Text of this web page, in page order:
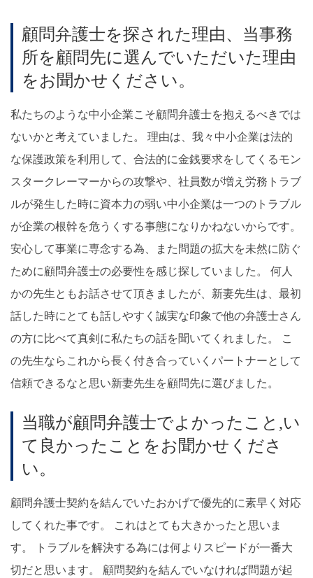
顧問弁護士を探された理由、当事務
所を顧問先に選んでいただいた理由
をお聞かせください。
私たちのような中小企業こそ顧問弁護士を抱えるべきでは
ないかと考えていました。 理由は、我々中小企業は法的
な保護政策を利用して、合法的に金銭要求をしてくるモン
スタークレーマーからの攻撃や、社員数が増え労務トラブ
ルが発生した時に資本力の弱い中小企業は一つのトラブル
が企業の根幹を危うくする事態になりかねないからです。
安心して事業に専念する為、また問題の拡大を未然に防ぐ
ために顧問弁護士の必要性を感じ探していました。 何人
かの先生ともお話させて頂きましたが、新妻先生は、最初
話した時にとても話しやすく誠実な印象で他の弁護士さん
の方に比べて真剣に私たちの話を聞いてくれました。 こ
の先生ならこれから長く付き合っていくパートナーとして
信頼できるなと思い新妻先生を顧問先に選びました。
当職が顧問弁護士でよかったこと,い
て良かったことをお聞かせくださ
い。
顧問弁護士契約を結んでいたおかげで優先的に素早く対応
してくれた事です。 これはとても大きかったと思いま
す。 トラブルを解決する為には何よりスピードが一番大
切だと思います。 顧問契約を結んでいなければ問題が起